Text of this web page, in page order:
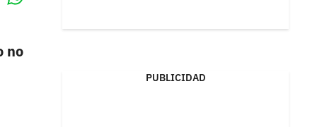
no
PUBLICIDAD